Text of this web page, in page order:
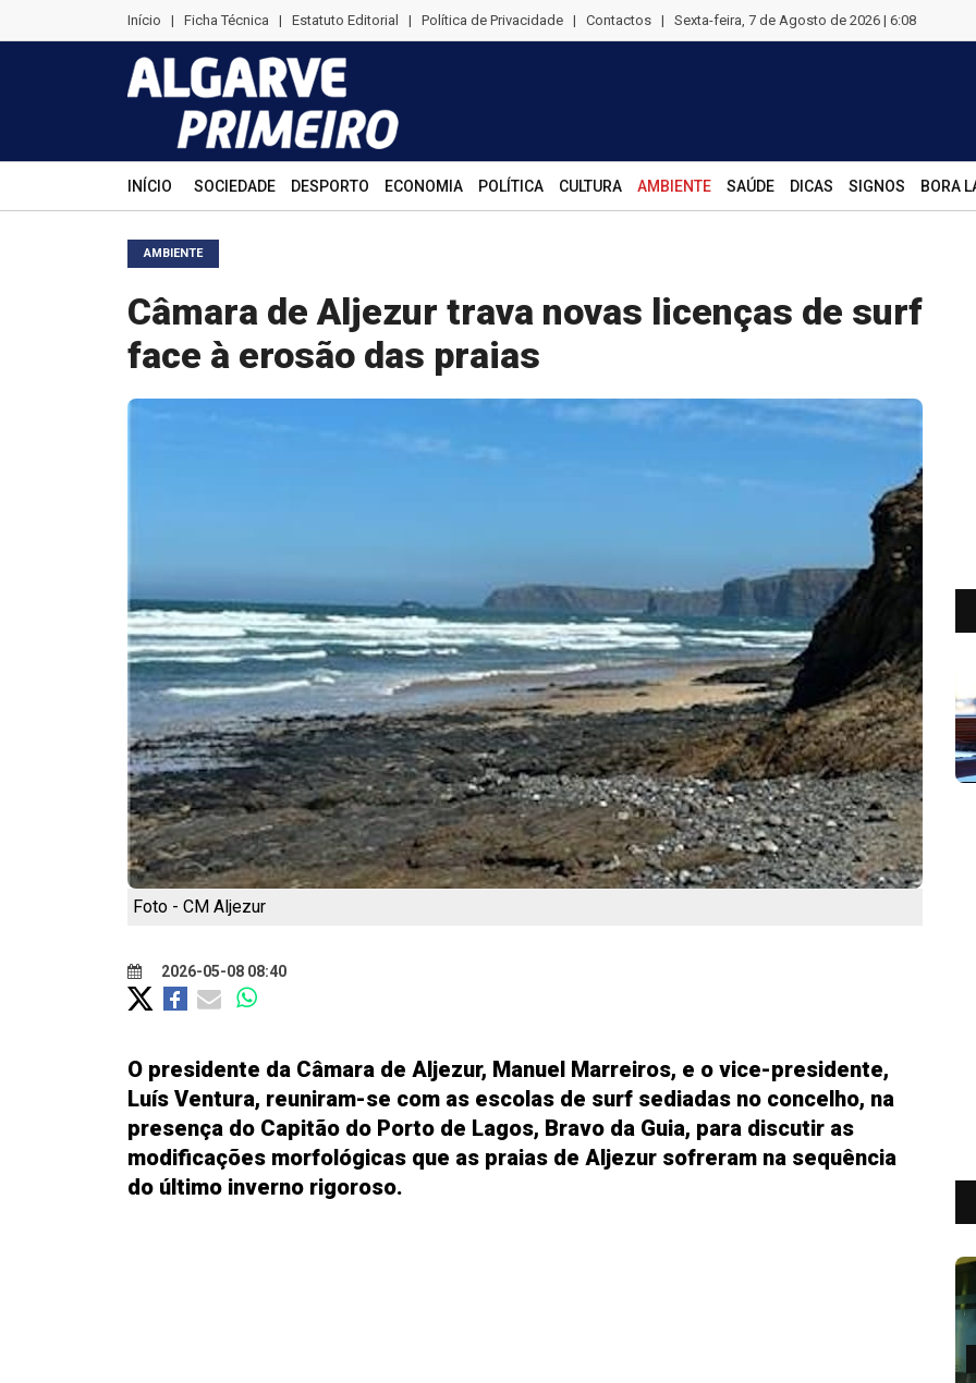
Início | Ficha Técnica | Estatuto Editorial | Política de Privacidade | Contactos | Sexta-feira, 7 de Agosto de 2026 | 6:08
INÍCIO SOCIEDADE DESPORTO ECONOMIA POLÍTICA CULTURA AMBIENTE SAÚDE DICAS SIGNOS BORA
AMBIENTE
Câmara de Aljezur trava novas licenças de surf
face à erosão das praias
Foto - CM Aljezur
2026-05-08 08:40
O presidente da Câmara de Aljezur, Manuel Marreiros, e o vice-presidente,
Luís Ventura, reuniram-se com as escolas de surf sediadas no concelho, na
presença do Capitão do Porto de Lagos, Bravo da Guia, para discutir as
modificações morfológicas que as praias de Aljezur sofreram na sequência
do último inverno rigoroso.